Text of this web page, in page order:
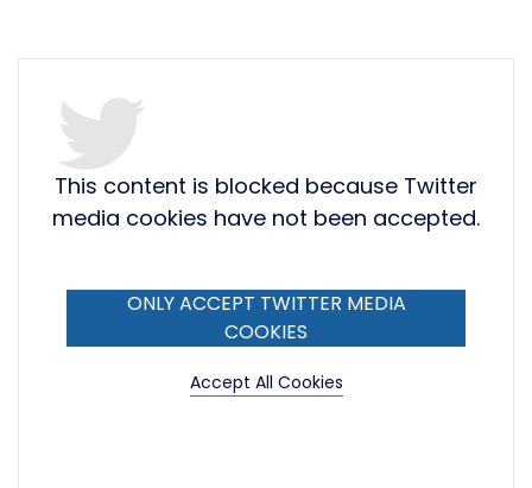
This content is blocked because Twitter
media cookies have not been accepted.
ONLY ACCEPT TWITTER MEDIA
COOKIES
Accept All Cookies